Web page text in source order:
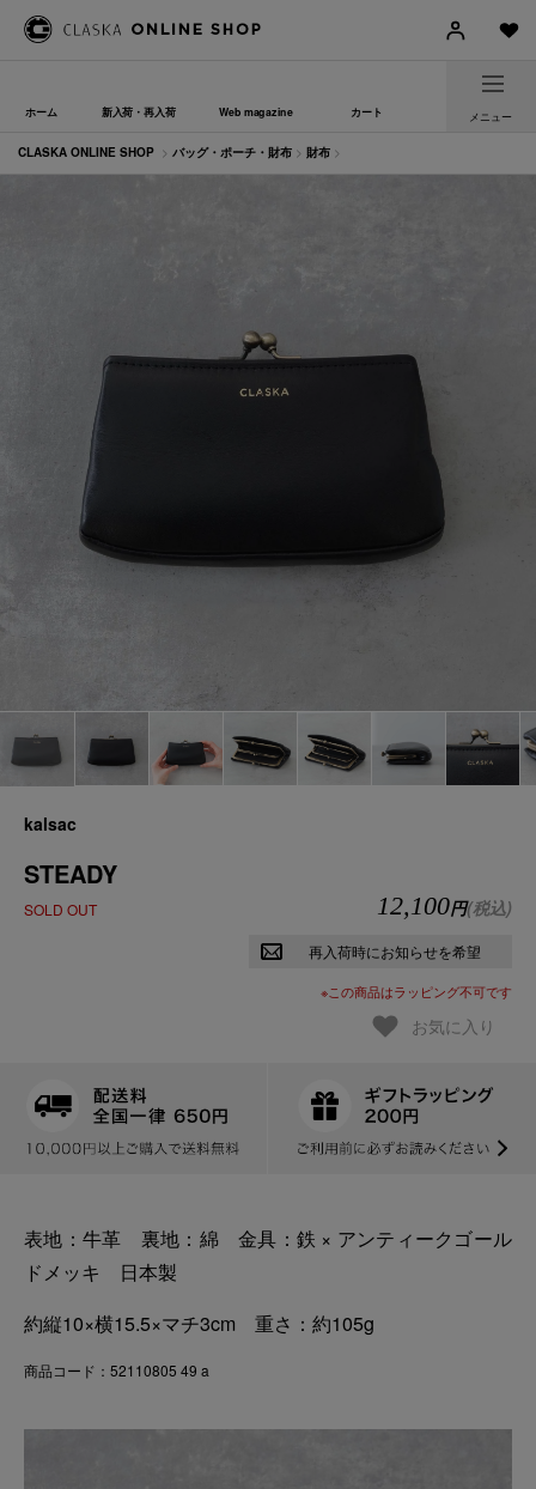
ホーム 新入荷・再入荷 Web magazine カート メニュー
CLASKA ONLINE SHOP > バッグ・ポーチ・財布 > 財布 >
kalsac
STEADY
SOLD OUT 12,100円(税込)
再入荷時にお知らせを希望
※この商品はラッピング不可です
お気に入り
表地：牛革 裏地：綿 金具：鉄 × アンティークゴール
ドメッキ 日本製
約縦10×横15.5×マチ3cm 重さ：約105g
商品コード：52110805 49 a